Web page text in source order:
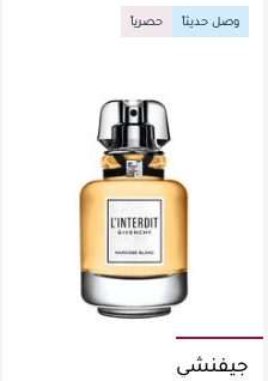
وصل حديثاً حصرياً
جيفنشي